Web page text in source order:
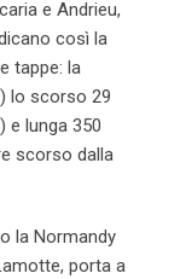
e Andrieu,
così la
tappe: la
lo scorso 29
e lunga 350
scorso dalla
la Normandy
porta a